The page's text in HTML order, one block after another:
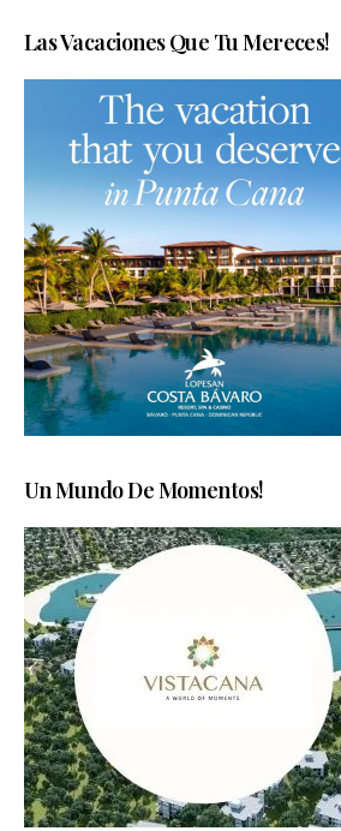
Las Vacaciones Que Tu Mereces!
Un Mundo De Momentos!